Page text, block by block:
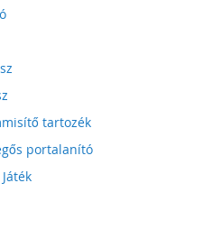
tartozék
portalanító